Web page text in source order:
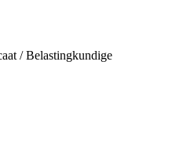
/ Belastingkundige